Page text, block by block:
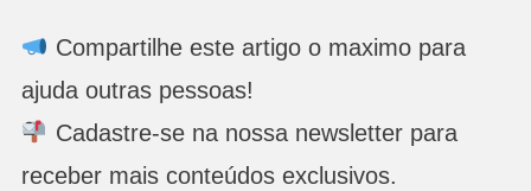
Compartilhe este artigo o maximo para
ajuda outras pessoas!
Cadastre-se na nossa newsletter para
receber mais conteúdos exclusivos.